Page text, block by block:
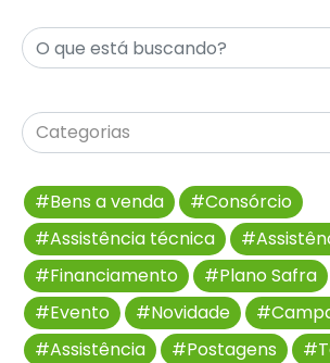
#Bens a venda
#Consórcio
#Assistência técnica
#Financiamento
#Plano Safra
#Evento
#Novidade
#Assistência
#Postagens